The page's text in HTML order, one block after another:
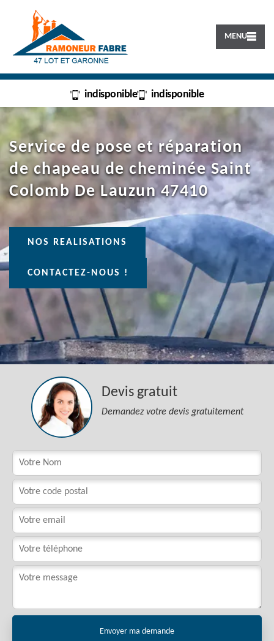
MENU
indisponible indisponible
Service de pose et réparation
de chapeau de cheminée Saint
Colomb De Lauzun 47410
NOS REALISATIONS
CONTACTEZ-NOUS !
Devis gratuit
Demandez votre devis gratuitement